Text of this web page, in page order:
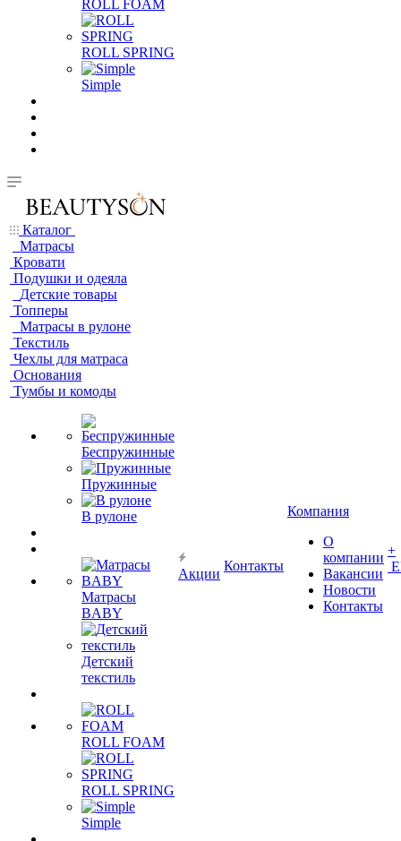
ROLL FOAM
ROLL SPRING
Simple
Каталог
Матрасы
Кровати
Подушки и одеяла
Детские товары
Топперы
Матрасы в рулоне
Текстиль
Чехлы для матраса
Основания
Тумбы и комоды
Беспружинные
Пружинные
В рулоне
Матрасы
BABY
Детский
текстиль
ROLL FOAM
ROLL SPRING
Simple
Акции
Контакты
Компания
О
компании
Вакансии
Новости
Контакты
+